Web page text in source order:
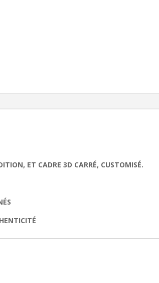
ET CADRE 3D CARRÉ, CUSTOMISÉ.